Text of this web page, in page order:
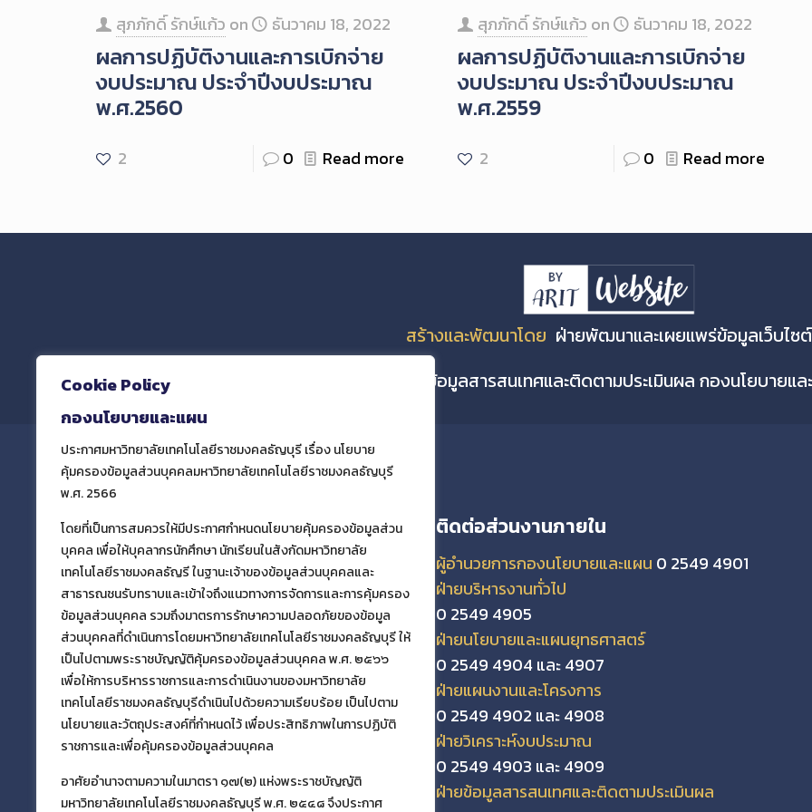
Cookie Policy
กองนโยบายและแผน
ประกาศมหาวิทยาลัยเทคโนโลยีราชมงคลธัญบุรี เรื่อง นโยบาย
คุ้มครองข้อมูลส่วนบุคคลมหาวิทยาลัยเทคโนโลยีราชมงคลธัญบุรี
พ.ศ. 2566
โดยที่เป็นการสมควรให้มีประกาศกำหนดนโยบายคุ้มครองข้อมูลส่วน
บุคคล เพื่อให้บุคลากรนักศึกษา นักเรียนในสังกัดมหาวิทยาลัย
เทคโนโลยีราชมงคลธัญรี ในฐานะเจ้าของข้อมูลส่วนบุคคลและ
สาธารณชนรับทราบและเข้าใจถึงแนวทางการจัดการและการคุ้มครอง
ข้อมูลส่วนบุคคล รวมถึงมาตรการรักษาความปลอดภัยของข้อมูล
ส่วนบุคคลที่ดำเนินการโดยมหาวิทยาลัยเทคโนโลยีราชมงคลธัญบุรี ให้
เป็นไปตามพระราชบัญญัติคุ้มครองข้อมูลส่วนบุคคล พ.ศ. ๒๕๖๖
เพื่อให้การบริหารราชการและการดำเนินงานของมหาวิทยาลัย
เทคโนโลยีราชมงคลธัญบุรีดำเนินไปด้วยความเรียบร้อย เป็นไปตาม
นโยบายและวัตถุประสงค์ที่กำหนดไว้ เพื่อประสิทธิภาพในการปฏิบัติ
ราชการและเพื่อคุ้มครองข้อมูลส่วนบุคคล
อาศัยอำนาจตามความในมาตรา ๑๗(๒) แห่งพระราชบัญญัติ
มหาวิทยาลัยเทคโนโลยีราชมงคลธัญบุรี พ.ศ. ๒๕๔๘ จึงประกาศ
สุภภักดิ์ รักษ์แก้ว on ธันวาคม 18, 2022
ผลการปฏิบัติงานและการเบิกจ่าย
งบประมาณ ประจำปีงบประมาณ
พ.ศ.2560
2 0 Read more
สุภภักดิ์ รักษ์แก้ว on ธันวาคม 18, 2022
ผลการปฏิบัติงานและการเบิกจ่าย
งบประมาณ ประจำปีงบประมาณ
พ.ศ.2559
2 0 Read more
สร้างและพัฒนาโดย ฝ่ายพัฒนาและเผยแพร่ข้อมูลเว็บไซต์
และฝ่ายข้อมูลสารสนเทศและติดตามประเมินผล กองนโยบายแล
กองนโยบายและแผน มทร.ธัญบุรี
กองนโยบายและแผนมหาวิทยาลัยเทคโนโลยีราช
มงคลธัญบุรี
39 หมู่ที่ 1 ตำบลคลองหก อำเภอคลองหลวง
จังหวัดปทุมธานี 12110
เผยแพร่ข้อมูลโดย
ฝ่ายข้อมูลสารสนเทศและติดตามประเมินผล
กองนโยบายและแผน
ติดต่อส่วนงานภายใน
ผู้อำนวยการกองนโยบายและแผน 0 2549 4901
ฝ่ายบริหารงานทั่วไป
0 2549 4905
ฝ่ายนโยบายและแผนยุทธศาสตร์
0 2549 4904 และ 4907
ฝ่ายแผนงานและโครงการ
0 2549 4902 และ 4908
ฝ่ายวิเคราะห์งบประมาณ
0 2549 4903 และ 4909
ฝ่ายข้อมูลสารสนเทศและติดตามประเมินผล